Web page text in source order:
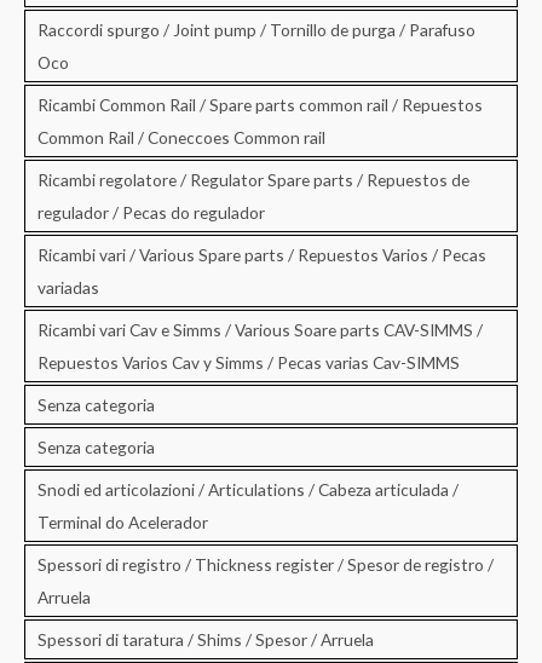
Raccordi spurgo / Joint pump / Tornillo de purga / Parafuso
Oco
Ricambi Common Rail / Spare parts common rail / Repuestos
Common Rail / Coneccoes Common rail
Ricambi regolatore / Regulator Spare parts / Repuestos de
regulador / Pecas do regulador
Ricambi vari / Various Spare parts / Repuestos Varios / Pecas
variadas
Ricambi vari Cav e Simms / Various Soare parts CAV-SIMMS /
Repuestos Varios Cav y Simms / Pecas varias Cav-SIMMS
Senza categoria
Senza categoria
Snodi ed articolazioni / Articulations / Cabeza articulada /
Terminal do Acelerador
Spessori di registro / Thickness register / Spesor de registro /
Arruela
Spessori di taratura / Shims / Spesor / Arruela